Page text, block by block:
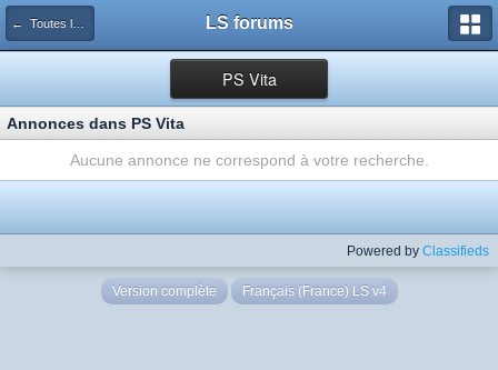
← Toutes les annonces LS forums
PS Vita
Annonces dans PS Vita
Aucune annonce ne correspond à votre recherche.
Powered by Classifieds
Version complète Français (France) LS v4